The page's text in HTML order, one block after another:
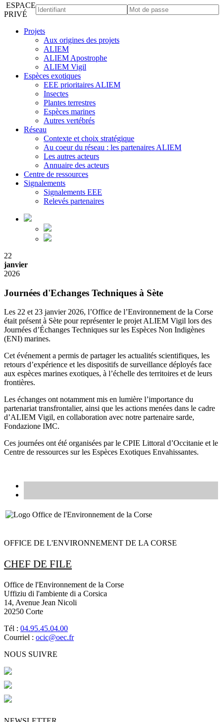
ESPACE
PRIVÉ
Projets
Aux origines des projets
ALIEM
ALIEM Apostrophe
ALIEM Vigil
Espèces exotiques
EEE prioritaires ALIEM
Insectes
Plantes terrestres
Espèces marines
Autres vertébrés
Réseau
Contexte et choix stratégique
Au coeur du réseau : les partenaires ALIEM
Les autres acteurs
Annuaire des acteurs
Centre de ressources
Signalements
Signalements EEE
Relevés partenaires
22
janvier
2026
Journées d'Echanges Techniques à Sète
Les 22 et 23 janvier 2026, l’Office de l’Environnement de la Corse
était présent à Sète pour représenter le projet ALIEM Vigil lors des
Journées d’Échanges Techniques sur les Espèces Non Indigènes
(ENI) marines.
Cet événement a permis de partager les actualités scientifiques, les
retours d’expérience et les dispositifs de surveillance déployés face
aux espèces marines exotiques, à l’échelle des territoires et de leurs
frontières.
Les échanges ont notamment mis en lumière l’importance du
partenariat transfrontalier, ainsi que les actions menées dans le cadre
d’ALIEM Vigil, en collaboration avec notre partenaire sarde,
Fondazione IMC.
Ces journées ont été organisées par le CPIE Littoral d’Occitanie et le
Centre de ressources sur les Espèces Exotiques Envahissantes.
OFFICE DE L'ENVIRONNEMENT DE LA CORSE
CHEF DE FILE
Office de l'Environnement de la Corse
Uffiziu di l'ambiente di a Corsica
14, Avenue Jean Nicoli
20250 Corte
Tél : 04.95.45.04.00
Courriel : ocic@oec.fr
NOUS SUIVRE